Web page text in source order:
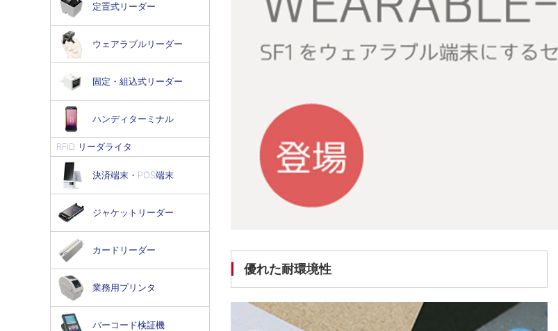
定置式リーダー
ウェアラブルリーダー
固定・組込式リーダー
ハンディターミナル
RFID リーダライタ
決済端末・POS端末
ジャケットリーダー
カードリーダー
業務用プリンタ
バーコード検証機
優れた耐環境性